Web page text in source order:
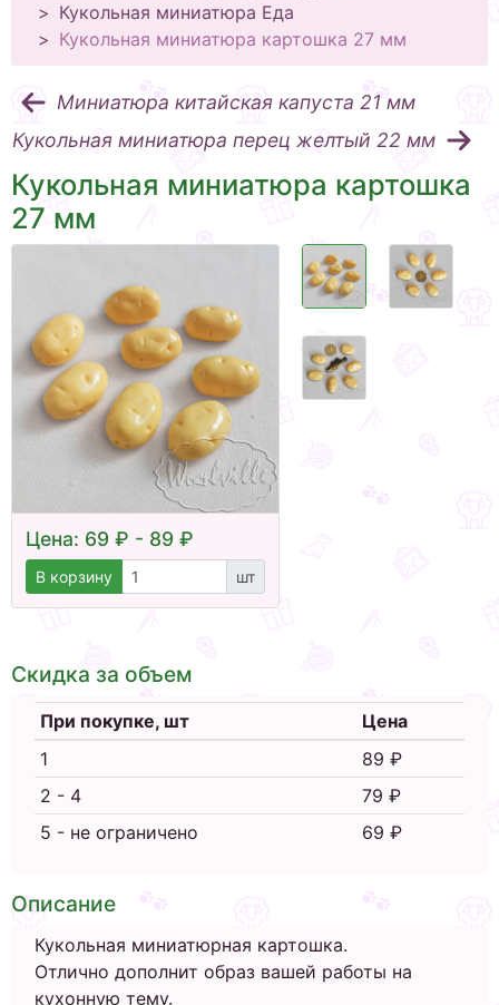
Кукольная миниатюра Еда
Кукольная миниатюра картошка 27 мм
Миниатюра китайская капуста 21 мм
Кукольная миниатюра перец желтый 22 мм
Кукольная миниатюра картошка
27 мм
Цена: 69 ₽ - 89 ₽
В корзину шт
Скидка за объем
При покупке, шт
Цена
1
89 ₽
2 - 4
79 ₽
5 - не ограничено
69 ₽
Описание
Кукольная миниатюрная картошка.
Отлично дополнит образ вашей работы на
кухонную тему.